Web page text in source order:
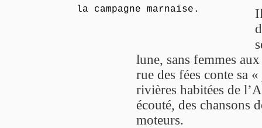
la campagne marnaise.
lune, sans femmes
rue des fées conte sa «
rivières habitées de
écouté, des chansons
moteurs.